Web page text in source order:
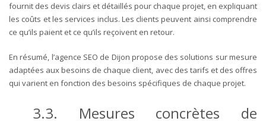
fournit des devis clairs et détaillés pour chaque projet, en expliquant
les coûts et les services inclus. Les clients peuvent ainsi comprendre
ce qu’ils paient et ce qu’ils reçoivent en retour.
En résumé, l’agence SEO de Dijon propose des solutions sur mesure
adaptées aux besoins de chaque client, avec des tarifs et des offres
qui varient en fonction des besoins spécifiques de chaque projet.
3.3. Mesures concrètes de